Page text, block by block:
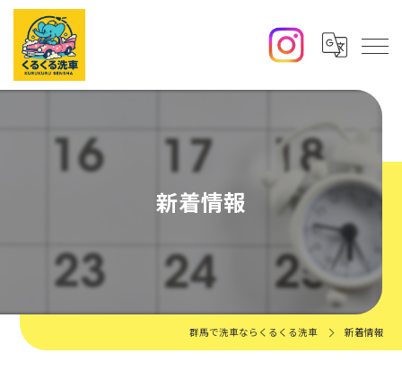
新着情報
群馬で洗車ならくるくる洗車 新着情報